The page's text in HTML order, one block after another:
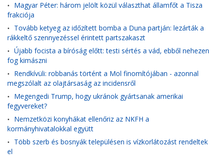
• Magyar Péter: három jelölt közül választhat államfőt a Tisza
frakciója
• Tovább ketyeg az időzített bomba a Duna partján: lezárták a
rákkeltő szennyezéssel érintett partszakaszt
• Újabb focista a bíróság előtt: testi sértés a vád, ebből nehezen
fog kimászni
• Rendkívüli: robbanás történt a Mol finomítójában - azonnal
megszólalt az olajtársaság az incidensről
• Megengedi Trump, hogy ukránok gyártsanak amerikai
fegyvereket?
• Nemzetközi konyhákat ellenőriz az NKFH a
kormányhivatalokkal együtt
• Több szerb és bosnyák településen is vízkorlátozást rendeltek
el